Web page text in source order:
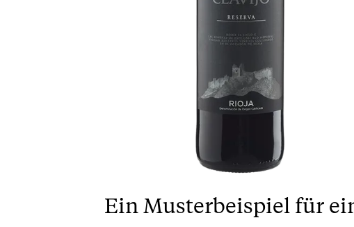
Ein Musterbeispiel für